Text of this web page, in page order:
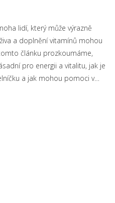
lidí, který může výrazně
a doplnění vitamínů mohou
článku prozkoumáme,
pro energii a vitalitu, jak je
a jak mohou pomoci v
pro optimální fungování.